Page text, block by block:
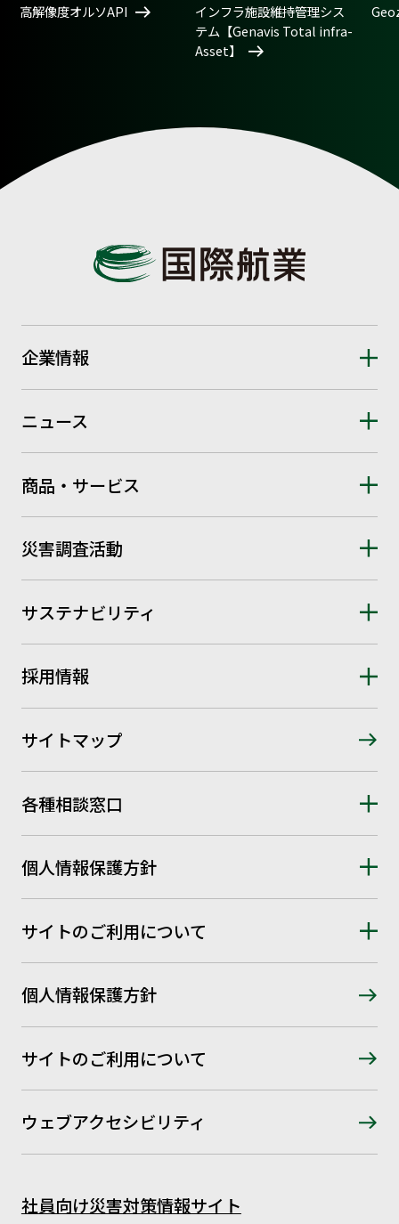
高解像度オルソAPI
インフラ施設維持管理シス
テム【Genavis Total infra-
Asset】
企業情報
ニュース
商品・サービス
災害調査活動
サステナビリティ
採用情報
サイトマップ
各種相談窓口
個人情報保護方針
サイトのご利用について
個人情報保護方針
サイトのご利用について
ウェブアクセシビリティ
社員向け災害対策情報サイト